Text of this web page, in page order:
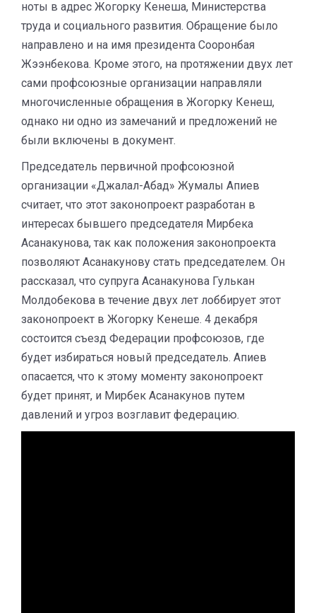
ноты в адрес Жогорку Кенеша, Министерства
труда и социального развития. Обращение было
направлено и на имя президента Сооронбая
Жээнбекова. Кроме этого, на протяжении двух лет
сами профсоюзные организации направляли
многочисленные обращения в Жогорку Кенеш,
однако ни одно из замечаний и предложений не
были включены в документ.
Председатель первичной профсоюзной
организации «Джалал-Абад» Жумалы Апиев
считает, что этот законопроект разработан в
интересах бывшего председателя Мирбека
Асанакунова, так как положения законопроекта
позволяют Асанакунову стать председателем. Он
рассказал, что супруга Асанакунова Гулькан
Молдобекова в течение двух лет лоббирует этот
законопроект в Жогорку Кенеше. 4 декабря
состоится съезд Федерации профсоюзов, где
будет избираться новый председатель. Апиев
опасается, что к этому моменту законопроект
будет принят, и Мирбек Асанакунов путем
давлений и угроз возглавит федерацию.